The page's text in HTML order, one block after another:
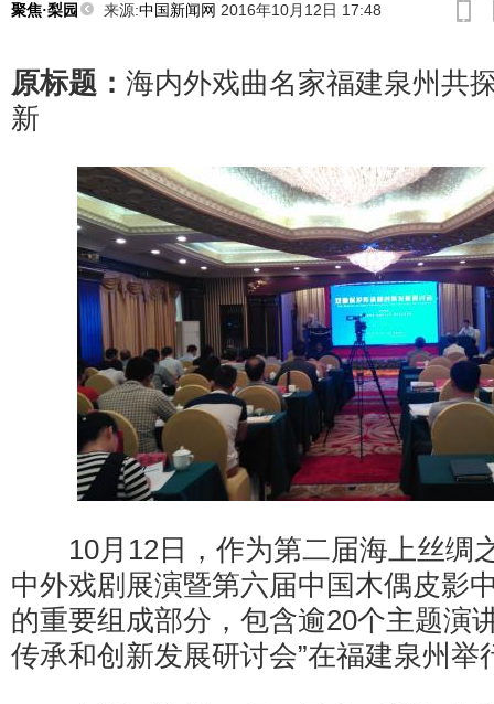
聚焦·梨园 来源:中国新闻网 2016年10月12日 17:48
原标题： 海内外戏曲名家福建泉州共
新
10月12日，作为第二届海上丝绸
中外戏剧展演暨第六届中国木偶皮影
的重要组成部分，包含逾20个主题演
传承和创新发展研讨会”在福建泉州